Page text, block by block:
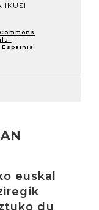
IKUSI
euskal
du